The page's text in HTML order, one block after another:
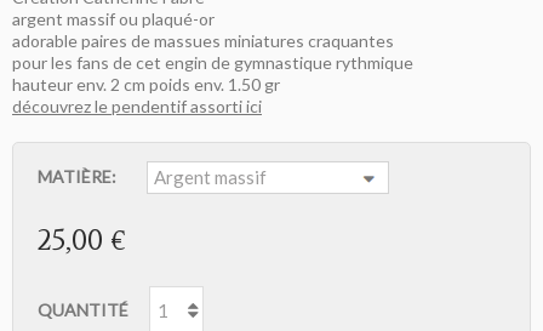
argent massif ou plaqué-or
adorable paires de massues miniatures craquantes
pour les fans de cet engin de gymnastique rythmique
hauteur env. 2 cm poids env. 1.50 gr
découvrez le pendentif assorti ici
MATIÈRE:
25,00 €
QUANTITÉ